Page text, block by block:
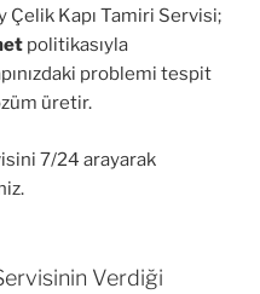
Çelik Kapı Tamiri Servisi;
politikasıyla
problemi tespit
üretir.
7/24 arayarak
Verdiği